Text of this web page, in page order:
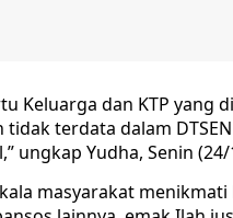
Keluarga dan KTP
tidak terdata dalam
ungkap Yudha, Senin (24/
masyarakat